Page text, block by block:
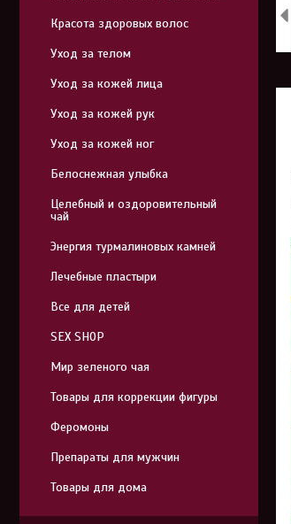
Красота здоровых волос
Уход за телом
Уход за кожей лица
Уход за кожей рук
Уход за кожей ног
Белоснежная улыбка
Целебный и оздоровительный
чай
Энергия турмалиновых камней
Лечебные пластыри
Все для детей
SEX SHOP
Мир зеленого чая
Товары для коррекции фигуры
Феромоны
Препараты для мужчин
Товары для дома